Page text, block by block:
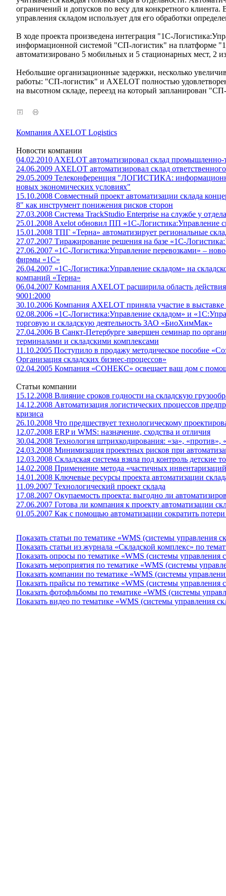
ограничений и допусков по весу для конкретного клиента.
управления складом использует для его обработки
В ходе проекта произведена интеграция "1С-
информационной системой "СП-логистик" на платформе
автоматизировано 5 мобильных и 5 стационарных мест, 2
Небольшие организационные задержки, несколько
работы: "СП-логистик" и AXELOT полностью
на высотном складе, переезд на который запланирован
Компания AXELOT Logistics
Новости компании
04.02.2010 AXELOT автоматизировал склад
24.06.2009 AXELOT автоматизировал склад
29.05.2009 Телеконференция "ЛОГИСТИКА:
новых экономических условиях"
15.10.2008 Совместный проект автоматизации склада
8" как инструмент понижения рисков сторон
27.03.2008 Система TrackStudio Enterprise на службе у
25.01.2008 Axelot обновил ПП «1С-Логистика:Управление
15.01.2008 ТПГ «Терна» автоматизирует региональные
27.07.2007 Тиражирование решения на базе «1С-
27.06.2007 «1С-Логистика:Управление перевозками» –
фирмы «1С»
26.04.2007 «1С-Логистика:Управление складом» на
компаний «Терна»
06.04.2007 Компания AXELOT расширила область
9001:2000
30.10.2006 Компания AXELOT приняла участие в
02.08.2006 «1С-Логистика:Управление складом» и
торговую и складскую деятельность ЗАО «БиоХимМак»
27.04.2006 В Санкт-Петербурге завершен семинар по
терминалами и складскими комплексами
11.10.2005 Поступило в продажу методическое пособие
Организация складских бизнес-процессов»
02.04.2005 Компания «СОНЕКС» освещает ваш дом с
Статьи компании
15.12.2008 Влияние сроков годности на складскую
14.12.2008 Автоматизация логистических процессов
кризиса
26.10.2008 Что предшествует технологическому
12.07.2008 ERP и WMS: назначение, сходства и отличия
30.04.2008 Технология штрихкодирования: «за», «против»,
24.03.2008 Минимизация проектных рисков при
12.03.2008 Складская система взяла под контроль детские
14.02.2008 Применение метода «частичных
14.01.2008 Ключевые ресурсы проекта автоматизации
11.09.2007 Технологический проект склада
17.08.2007 Окупаемость проекта: выгодно ли
27.06.2007 Готова ли компания к проекту автоматизации
01.05.2007 Как с помощью автоматизации сократить потери
Показать статьи по тематике «WMS (системы управления
Показать статьи из журнала «Складской комплекс» по
Показать опросы по тематике «WMS (системы управления
Показать мероприятия по тематике «WMS (системы
Показать компании по тематике «WMS (системы
Показать прайсы по тематике «WMS (системы управления
Показать фотофльбомы по тематике «WMS (системы
Показать видео по тематике «WMS (системы управления